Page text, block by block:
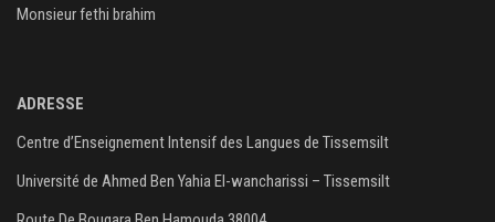
Monsieur fethi brahim
ADRESSE
Centre d’Enseignement Intensif des Langues de Tissemsilt
Université de Ahmed Ben Yahia El-wancharissi – Tissemsilt